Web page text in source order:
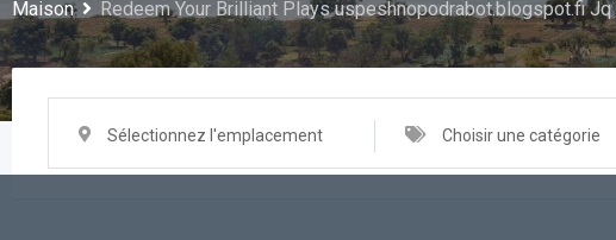
Maison Redeem Your Brilliant Plays uspeshnopodrabot.blogspot.fi
Sélectionnez l'emplacement Choisir une catégorie